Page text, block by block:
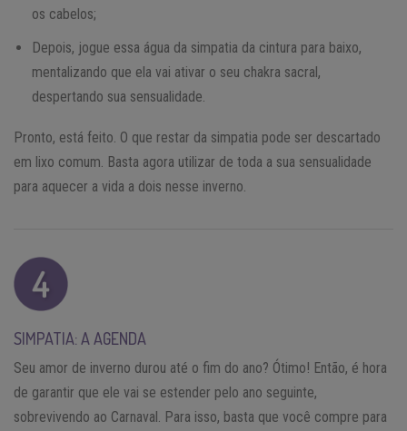
os cabelos;
Depois, jogue essa água da simpatia da cintura para baixo,
mentalizando que ela vai ativar o seu chakra sacral,
despertando sua sensualidade.
Pronto, está feito. O que restar da simpatia pode ser descartado
em lixo comum. Basta agora utilizar de toda a sua sensualidade
para aquecer a vida a dois nesse inverno.
SIMPATIA: A AGENDA
Seu amor de inverno durou até o fim do ano? Ótimo! Então, é hora
de garantir que ele vai se estender pelo ano seguinte,
sobrevivendo ao Carnaval. Para isso, basta que você compre para